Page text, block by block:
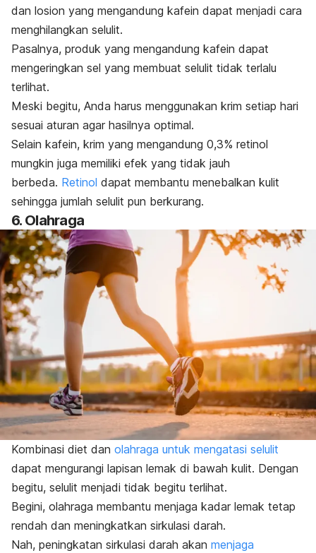
dan losion yang mengandung kafein dapat menjadi cara
menghilangkan selulit.
Pasalnya, produk yang mengandung kafein dapat
mengeringkan sel yang membuat selulit tidak terlalu
terlihat.
Meski begitu, Anda harus menggunakan krim setiap hari
sesuai aturan agar hasilnya optimal.
Selain kafein, krim yang mengandung 0,3% retinol
mungkin juga memiliki efek yang tidak jauh
berbeda. Retinol dapat membantu menebalkan kulit
sehingga jumlah selulit pun berkurang.
6. Olahraga
Kombinasi diet dan olahraga untuk mengatasi selulit
dapat mengurangi lapisan lemak di bawah kulit. Dengan
begitu, selulit menjadi tidak begitu terlihat.
Begini, olahraga membantu menjaga kadar lemak tetap
rendah dan meningkatkan sirkulasi darah.
Nah, peningkatan sirkulasi darah akan menjaga